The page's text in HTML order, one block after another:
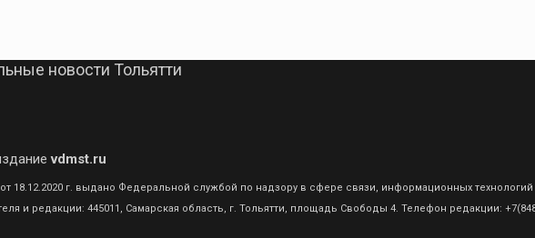
новости Тольятти
vdmst.ru
18.12.2020 г. выдано Федеральной службой по надзору в сфере связи, информационных
и редакции: 445011, Самарская область, г. Тольятти, площадь Свободы 4. Телефон редакции: